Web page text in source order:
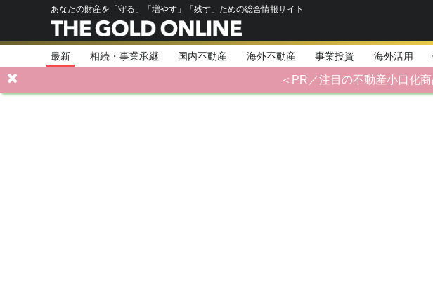
あなたの財産を「守る」「増やす」「残す」ための総合情報サイト
最新 相続・事業承継 国内不動産 海外不動産 事業投資 海外活用
＜PR／注目の不動産小口化